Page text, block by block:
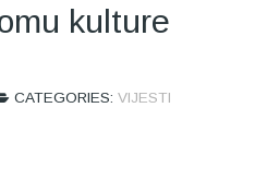
kulture
CATEGORIES: VIJESTI